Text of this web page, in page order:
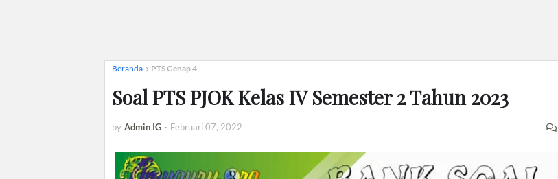
Beranda PTS Genap 4
Soal PTS PJOK Kelas IV Semester 2 Tahun 2023
by Admin IG - Februari 07, 2022